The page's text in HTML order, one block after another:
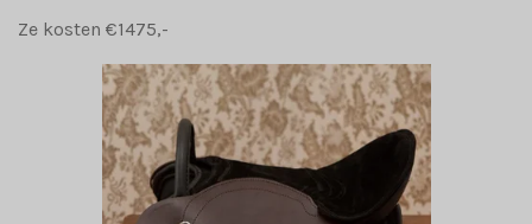
Ze kosten €1475,-